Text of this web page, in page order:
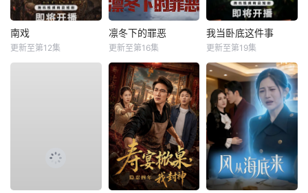
南戏
更新至第12集
凛冬下的罪恶
更新至第16集
我当卧底这件事
更新至第19集